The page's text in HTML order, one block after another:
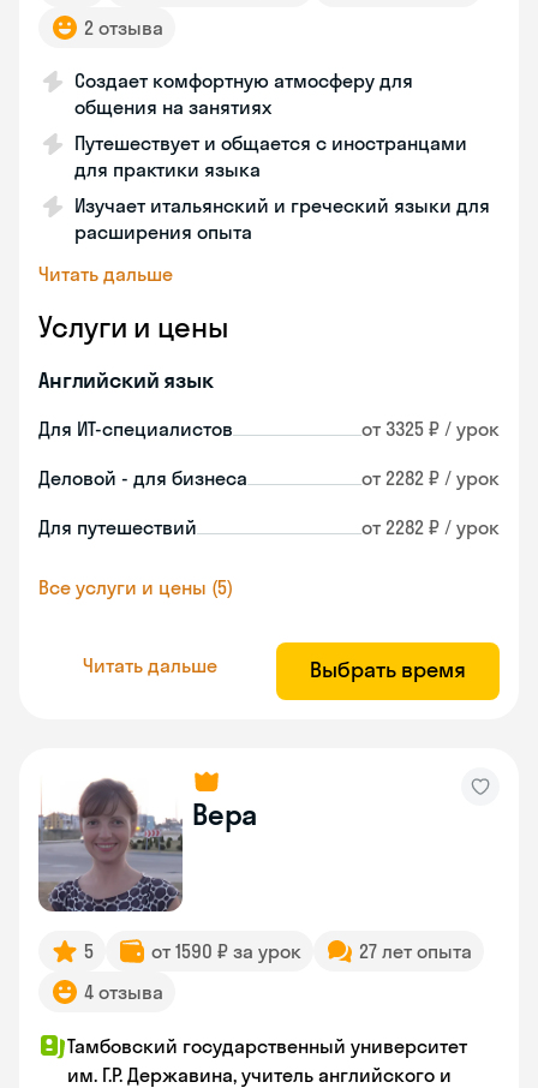
2 отзыва
Создает комфортную атмосферу для
общения на занятиях
Путешествует и общается с иностранцами
для практики языка
Изучает итальянский и греческий языки для
расширения опыта
Читать дальше
Услуги и цены
Английский язык
Для ИТ-специалистов от 3325 ₽ / урок
Деловой - для бизнеса от 2282 ₽ / урок
Для путешествий от 2282 ₽ / урок
Все услуги и цены (5)
Читать дальше Выбрать время
Вера
5 от 1590 ₽ за урок
27 лет опыта
4 отзыва
Тамбовский государственный университет
им. Г.Р. Державина, учитель английского и